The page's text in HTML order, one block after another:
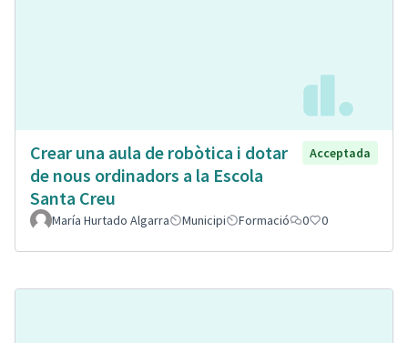
Crear una aula de robòtica i dotar
de nous ordinadors a la Escola
Santa Creu
Acceptada
María Hurtado Algarra Municipi Formació 0 0